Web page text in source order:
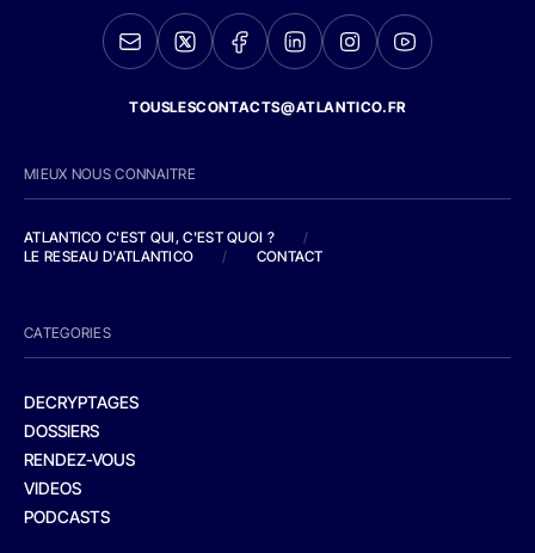
TOUSLESCONTACTS@ATLANTICO.FR
MIEUX NOUS CONNAITRE
ATLANTICO C'EST QUI, C'EST QUOI ?
/
LE RESEAU D'ATLANTICO
/ CONTACT
CATEGORIES
DECRYPTAGES
DOSSIERS
RENDEZ-VOUS
VIDEOS
PODCASTS